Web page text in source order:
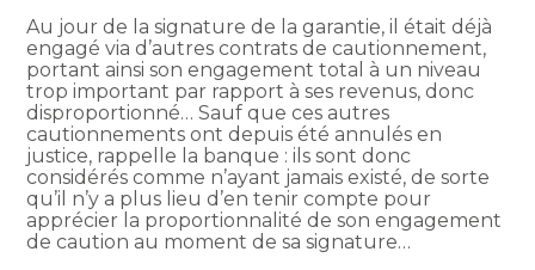
Au jour de la signature de la garantie, il était déjà
engagé via d’autres contrats de cautionnement,
portant ainsi son engagement total à un niveau
trop important par rapport à ses revenus, donc
disproportionné… Sauf que ces autres
cautionnements ont depuis été annulés en
justice, rappelle la banque : ils sont donc
considérés comme n’ayant jamais existé, de sorte
qu’il n’y a plus lieu d’en tenir compte pour
apprécier la proportionnalité de son engagement
de caution au moment de sa signature…